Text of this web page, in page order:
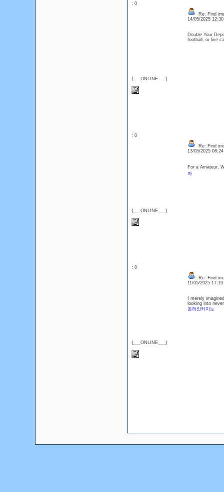
: 0
{___ONLINE___}
Re: Find
14/05/2025
Double Your
football, or live
: 0
{___ONLINE___}
Re: Find
13/05/2025
For a Amateur,
자
: 0
{___ONLINE___}
Re: Find
11/05/2025
I merely
looking into
온라인카지노